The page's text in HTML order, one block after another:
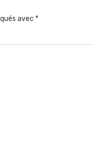
avec *